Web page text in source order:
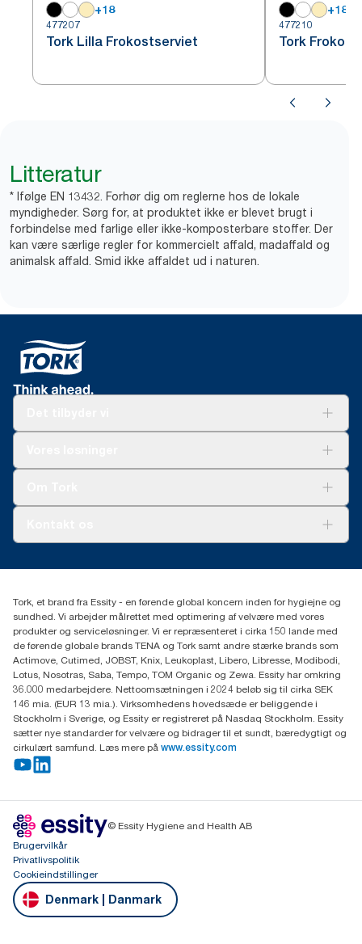
+18
477207
Tork Lilla Frokostserviet
+18
477210
Tork
Litteratur
* Ifølge EN 13432. Forhør dig om reglerne hos de lokale
myndigheder. Sørg for, at produktet ikke er blevet brugt i
forbindelse med farlige eller ikke-komposterbare stoffer. Der
kan være særlige regler for kommercielt affald, madaffald og
animalsk affald. Smid ikke affaldet ud i naturen.
Smiley-rapport
(+45) 48 16 82 44
Professional Hygiene
Gydevang 33
DK-3450 Allerød
Tork, et brand fra Essity - en førende global koncern inden for hygiejne og
sundhed. Vi arbejder målrettet med optimering af velvære med vores
produkter og serviceløsninger. Vi er repræsenteret i cirka 150 lande med
de førende globale brands TENA og Tork samt andre stærke brands som
Actimove, Cutimed, JOBST, Knix, Leukoplast, Libero, Libresse, Modibodi,
Lotus, Nosotras, Saba, Tempo, TOM Organic og Zewa. Essity har omkring
36.000 medarbejdere. Nettoomsætningen i 2024 beløb sig til cirka SEK
146 mia. (EUR 13 mia.). Virksomhedens hovedsæde er beliggende i
Stockholm i Sverige, og Essity er registreret på Nasdaq Stockholm. Essity
sætter nye standarder for velvære og bidrager til et sundt, bæredygtigt og
cirkulært samfund. Læs mere på www.essity.com
© Essity Hygiene and Health AB
Brugervilkår
Privatlivspolitik
Cookieindstillinger
Denmark | Danmark